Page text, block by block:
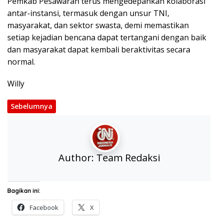
antar-instansi, termasuk dengan unsur TNI,
masyarakat, dan sektor swasta, demi memastikan
setiap kejadian bencana dapat tertangani dengan baik
dan masyarakat dapat kembali beraktivitas secara
normal.
Willy
Sebelumnya
Author: Team Redaksi
Bagikan ini:
Facebook X